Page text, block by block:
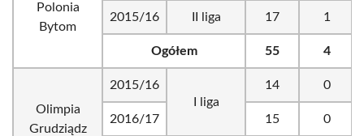
Polonia
Bytom
2015/16 II liga 17 1
Ogółem 55 4
Olimpia
Grudziądz
2015/16
I liga
14 0
2016/17 15 0